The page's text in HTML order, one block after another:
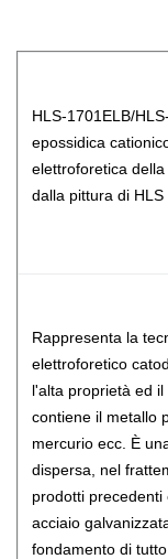
HLS-1701ELB/
epossidica
elettroforetica
dalla pittura di HLS
Rappresenta la
elettroforetico
l'alta proprietà ed
contiene il metallo
mercurio ecc. È
dispersa, nel
prodotti
acciaio
fondamento di